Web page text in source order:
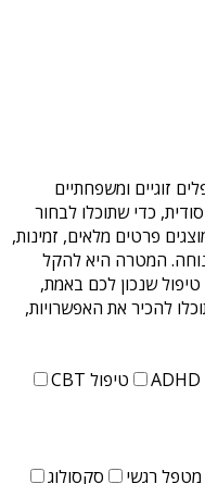
זוגיים ומשפחתיים
כדי שתוכלו לבחור
פרטים מלאים, זמינות,
המטרה היא להקל
שנכון לכם באמת,
להכיר את האפשרויות,
טיפול CBT
מטפל רגשי
סקסולוג